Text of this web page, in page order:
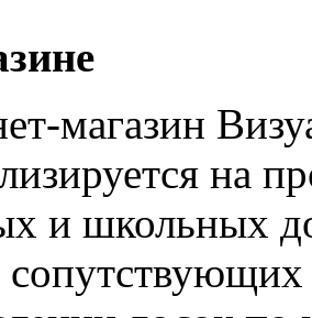
магазин
на
и школьных
сопутствующих